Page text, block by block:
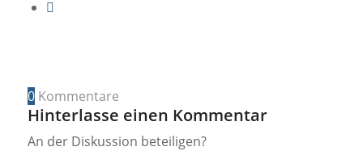
0 Kommentare
Hinterlasse einen Kommentar
An der Diskussion beteiligen?